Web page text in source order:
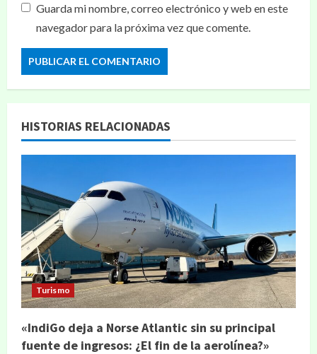
Guarda mi nombre, correo electrónico y web en este
navegador para la próxima vez que comente.
HISTORIAS RELACIONADAS
Turismo
«IndiGo deja a Norse Atlantic sin su principal
fuente de ingresos: ¿El fin de la aerolínea?»